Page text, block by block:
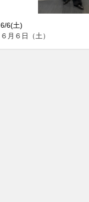
6/6(土)
６月６日（土）